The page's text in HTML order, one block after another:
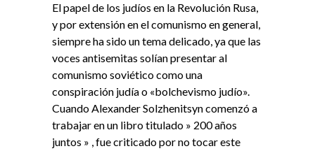
El papel de los judíos en la Revolución Rusa,
y por extensión en el comunismo en general,
siempre ha sido un tema delicado, ya que las
voces antisemitas solían presentar al
comunismo soviético como una
conspiración judía o «bolchevismo judío».
Cuando Alexander Solzhenitsyn comenzó a
trabajar en un libro titulado » 200 años
juntos » , fue criticado por no tocar este